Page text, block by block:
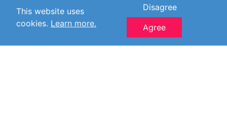
This website uses
cookies. Learn more.
Disagree
Agree